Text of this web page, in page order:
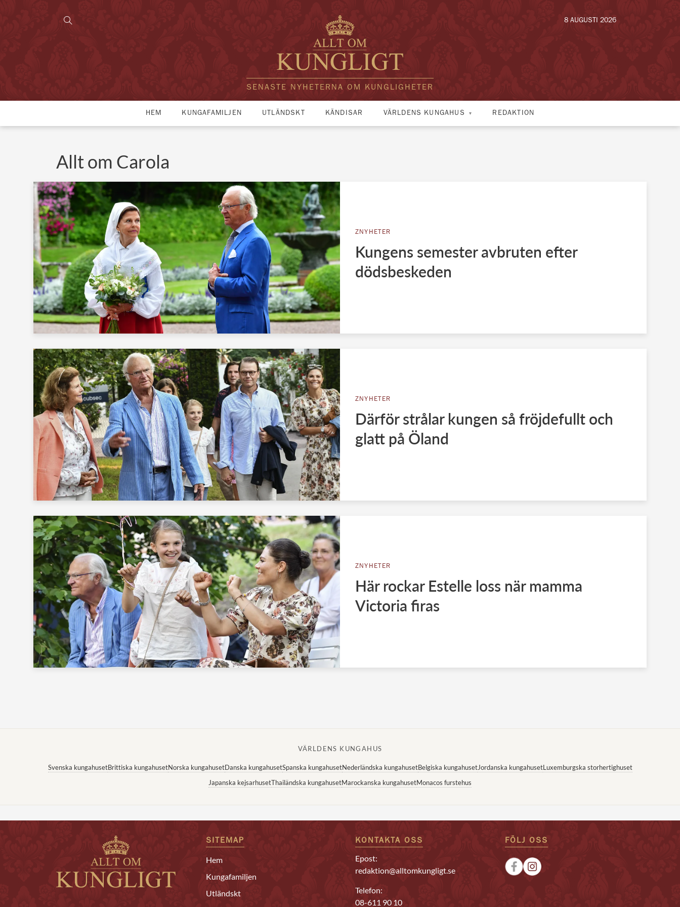
SENASTE NYHETERNA OM KUNGLIGHETER
8 AUGUSTI 2026
HEM KUNGAFAMILJEN UTLÄNDSKT KÄNDISAR VÄRLDENS KUNGAHUS REDAKTION
Allt om Carola
ZNYHETER
Kungens semester avbruten efter
dödsbeskeden
ZNYHETER
Därför strålar kungen så fröjdefullt och
glatt på Öland
ZNYHETER
Här rockar Estelle loss när mamma
Victoria firas
VÄRLDENS KUNGAHUS
Svenska kungahusetBrittiska kungahusetNorska kungahusetDanska kungahusetSpanska kungahusetNederländska kungahusetBelgiska kungahusetJordanska kungahusetLuxemburgska storhertighuset
Japanska kejsarhusetThailändska kungahusetMarockanska kungahusetMonacos furstehus
SITEMAP
Hem
Kungafamiljen
Utländskt
KONTAKTA OSS
Epost:
redaktion@alltomkungligt.se
Telefon:
08-611 90 10
FÖLJ OSS